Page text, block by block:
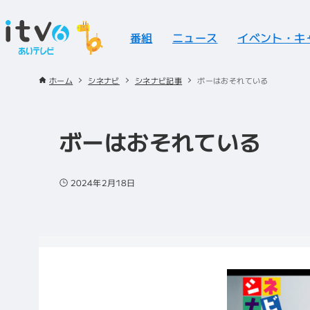
番組 ニュース イベント・キ
ホーム シネナビ シネナビ記事 ボーはおそれている
ボーはおそれている
2024年2月18日